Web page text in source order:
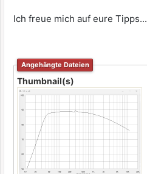
Ich freue mich auf eure Tipps...
Angehängte Dateien
Thumbnail(s)